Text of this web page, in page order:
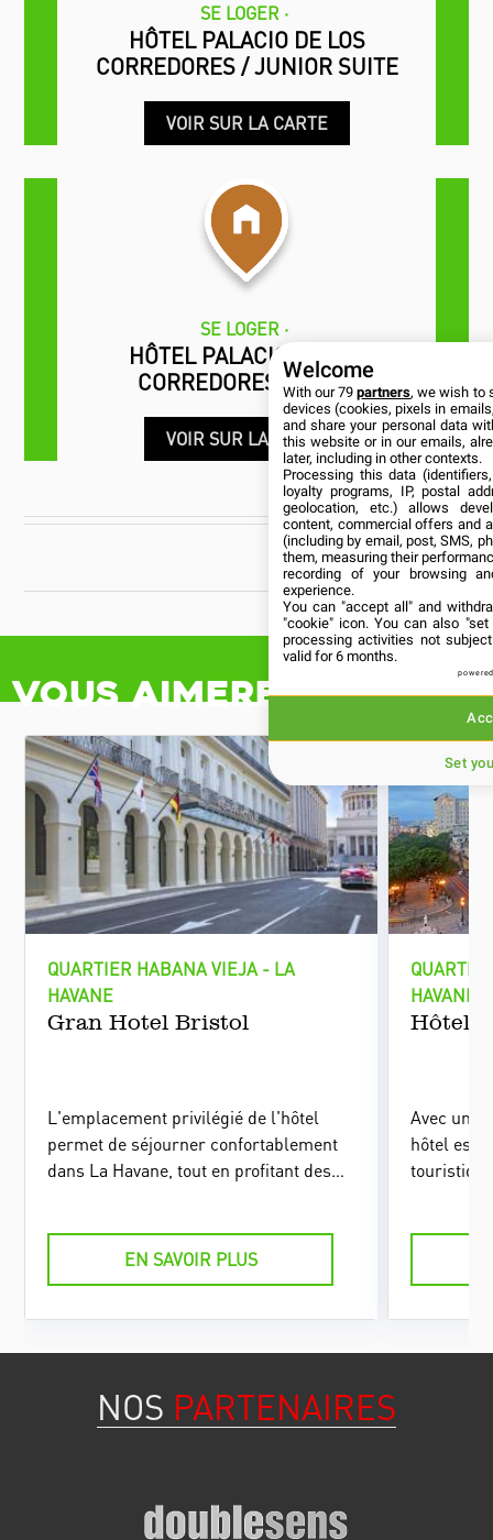
HÔTEL PALACIO DE LOS
CORREDORES / JUNIOR SUITE
SE LOGER
VOIR SUR LA CARTE
HÔTEL PALACIO DE LOS
CORREDORES / SUITE
SE LOGER
VOIR SUR LA CARTE
CUBANÍA
Vous aimerez aussi
QUARTIER HABANA VIEJA - LA
HAVANE
Gran Hotel Bristol
L'emplacement privilégié de l'hôtel
permet de séjourner confortablement
dans La Havane, tout en profitant des
EN SAVOIR PLUS
HAVANE
Hôtel
Avec un
hôtel est
NOS PARTENAIRES
Welcome
With our 79partners, we wish to
devices (cookies, pixels in
and share your personal data
this website or in our emails,
later, including in other contexts.
Processing this data
loyalty programs, IP, postal
geolocation, etc.) allows
content, commercial offers and
(including by email, post, SMS,
them, measuring their
recording of your browsing
experience.
You can "accept all" and
"cookie" icon. You can also
processing activities not
valid for 6 months.
Set